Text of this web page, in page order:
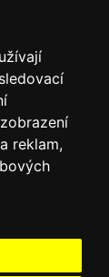
reklam,
bez odezvy.